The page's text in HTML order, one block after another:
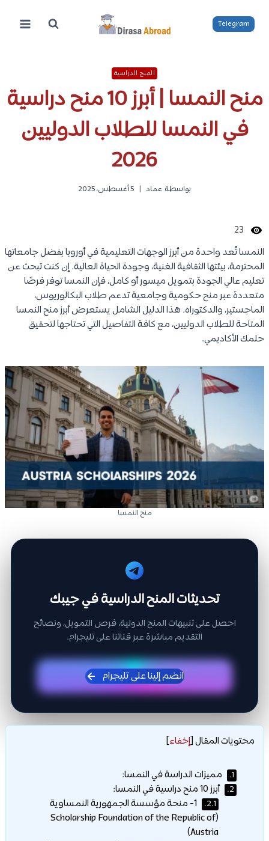
المحتوى
Telegram
المنح الدراسية
منح النمسا | أبرز 10 منح دراسية
في النمسا للطلاب الدوليين
2026
بواسطة عماد 5 أغسطس، 2025
23
النمسا تُعد واحدة من أبرز الوجهات التعليمية في أوروبا بفضل جامعاتها
المحترمة، بيئتها الثقافية الغنية، وجودة الحياة العالية. إن كنت تبحث عن
تعليم عالي الجودة بتمويل ميسور أو كامل، فإن النمسا توفر فرصًا
متعددة عبر منح حكومية وجامعية تدعم طلاب البكالوريوس،
الماجستير، والدكتوراه. هذا الدليل الشامل يستعرض أبرز منح النمسا
المتاحة للطلاب الدوليين، مع كافة التفاصيل التي تحتاجها لتحقيق
حلمك الأكاديمي.
منح النمسا
تحديثات المنح الدراسية في جيبك
احصل على تنبيهات المنح الدولية، فرص التمويل، ونصائح
التقديم مباشرة عبر قناتنا على تليجرام.
انضم إلينا على تليجرام
محتويات المقال[إخفاء]
1. مميزات الدراسة في النمسا:
2. أبرز 10 منح دراسية في النمسا:
2.1.
1- منحة مؤسسة الجمهورية النمساوية
(Scholarship Foundation of the Republic of
Austria)